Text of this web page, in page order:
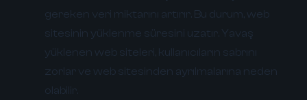
gereken veri miktarını artırır. Bu durum, web
sitesinin yüklenme süresini uzatır. Yavaş
yüklenen web siteleri, kullanıcıların sabrını
zorlar ve web sitesinden ayrılmalarına neden
olabilir.